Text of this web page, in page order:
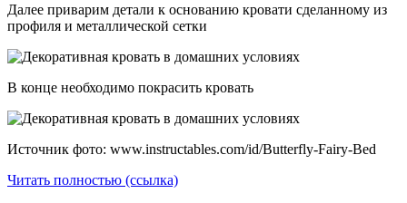
Далее приварим детали к основанию кровати сделанному из
профиля и металлической сетки
В конце необходимо покрасить кровать
Источник фото: www.instructables.com/id/Butterfly-Fairy-Bed
Читать полностью (ссылка)